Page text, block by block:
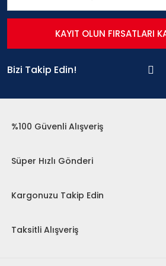
KAYIT OLUN FIRSATLARI
Bizi Takip Edin!
%100 Güvenli Alışveriş
Süper Hızlı Gönderi
Kargonuzu Takip Edin
Taksitli Alışveriş